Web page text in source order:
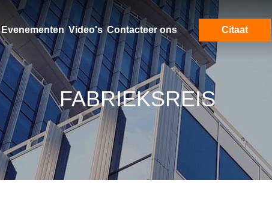
Evenementen Video's Contacteer ons Citaat
FABRIEKSREIS